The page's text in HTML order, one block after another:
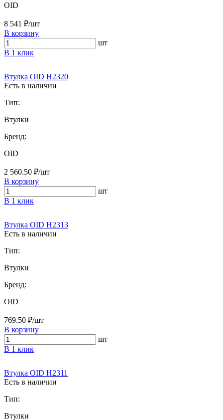
OID
8 541 ₽/шт
В корзину
шт
В 1 клик
Втулка OID H2320
Есть в наличии
Тип:
Втулки
Бренд:
OID
2 560.50 ₽/шт
В корзину
шт
В 1 клик
Втулка OID H2313
Есть в наличии
Тип:
Втулки
Бренд:
OID
769.50 ₽/шт
В корзину
шт
В 1 клик
Втулка OID H2311
Есть в наличии
Тип:
Втулки